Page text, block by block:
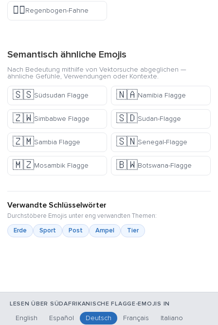
🏳️‍🌈Regenbogen-Fahne
Semantisch ähnliche Emojis
Nach Bedeutung mithilfe von Vektorsuche abgeglichen —
ähnliche Gefühle, Verwendungen oder Kontexte.
🇸🇸Südsudan Flagge 🇳🇦Namibia Flagge
🇿🇼Simbabwe Flagge 🇸🇩Sudan-Flagge
🇿🇲Sambia Flagge 🇸🇳Senegal-Flagge
🇲🇿Mosambik Flagge 🇧🇼Botswana-Flagge
Verwandte Schlüsselwörter
Durchstöbere Emojis unter eng verwandten Themen:
Erde
Sport Post Ampel Tier
LESEN ÜBER SÜDAFRIKANISCHE FLAGGE-EMOJIS IN
English Español Deutsch Français
Italiano